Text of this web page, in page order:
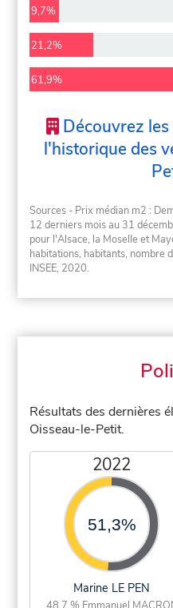
9,7%
21,2%
61,9%
Découvrez
l'historique des
Sources - Prix médian m2 :
12 derniers mois au 31
pour l'Alsace, la Moselle et
habitations, habitants, nombre
INSEE, 2020.
Résultats des dernières
Oisseau-le-Petit.
2022
51,3%
Marine LE PEN